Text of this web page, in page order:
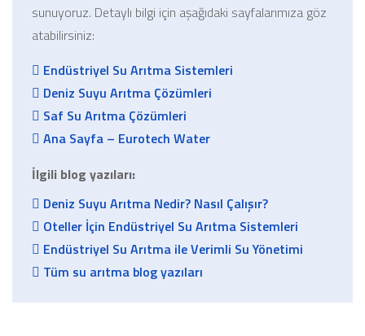
sunuyoruz. Detaylı bilgi için aşağıdaki sayfalarımıza göz
atabilirsiniz:
Endüstriyel Su Arıtma Sistemleri
Deniz Suyu Arıtma Çözümleri
Saf Su Arıtma Çözümleri
Ana Sayfa – Eurotech Water
İlgili blog yazıları:
Deniz Suyu Arıtma Nedir? Nasıl Çalışır?
Oteller İçin Endüstriyel Su Arıtma Sistemleri
Endüstriyel Su Arıtma ile Verimli Su Yönetimi
Tüm su arıtma blog yazıları